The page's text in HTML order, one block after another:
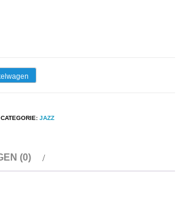
CATEGORIE: JAZZ
(0)